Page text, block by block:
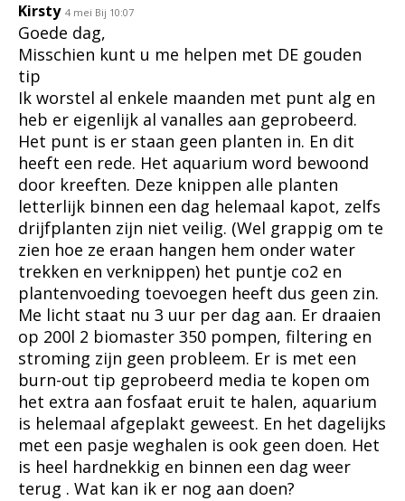
Kirsty 4 mei Bij 10:07
Goede dag,
Misschien kunt u me helpen met DE gouden
tip
Ik worstel al enkele maanden met punt alg en
heb er eigenlijk al vanalles aan geprobeerd.
Het punt is er staan geen planten in. En dit
heeft een rede. Het aquarium word bewoond
door kreeften. Deze knippen alle planten
letterlijk binnen een dag helemaal kapot, zelfs
drijfplanten zijn niet veilig. (Wel grappig om te
zien hoe ze eraan hangen hem onder water
trekken en verknippen) het puntje co2 en
plantenvoeding toevoegen heeft dus geen zin.
Me licht staat nu 3 uur per dag aan. Er draaien
op 200l 2 biomaster 350 pompen, filtering en
stroming zijn geen probleem. Er is met een
burn-out tip geprobeerd media te kopen om
het extra aan fosfaat eruit te halen, aquarium
is helemaal afgeplakt geweest. En het dagelijks
met een pasje weghalen is ook geen doen. Het
is heel hardnekkig en binnen een dag weer
terug . Wat kan ik er nog aan doen?